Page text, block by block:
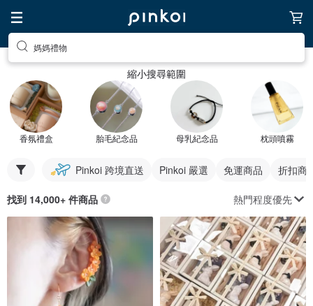
媽媽禮物
縮小搜尋範圍
香氛禮盒 胎毛紀念品 母乳紀念品 枕頭噴霧
Pinkoi 跨境直送 Pinkoi 嚴選 免運商品 折扣商
找到 14,000+ 件商品 熱門程度優先